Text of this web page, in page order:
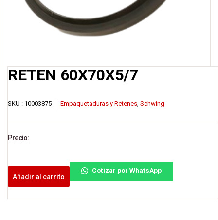
RETEN 60X70X5/7
SKU : 10003875 Empaquetaduras y Retenes Schwing
Precio:
Añadir al carrito
Cotizar por WhatsApp